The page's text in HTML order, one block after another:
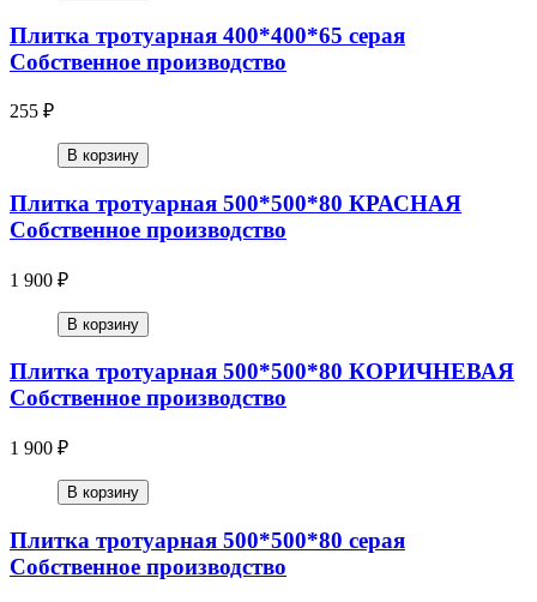
Плитка тротуарная 400*400*65 серая
Собственное производство
255 ₽
В корзину
Плитка тротуарная 500*500*80 КРАСНАЯ
Собственное производство
1 900 ₽
В корзину
Плитка тротуарная 500*500*80 КОРИЧНЕВАЯ
Собственное производство
1 900 ₽
В корзину
Плитка тротуарная 500*500*80 серая
Собственное производство